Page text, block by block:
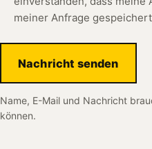
meiner Anfrage
Nachricht senden
Name, E-Mail und Nachricht
können.